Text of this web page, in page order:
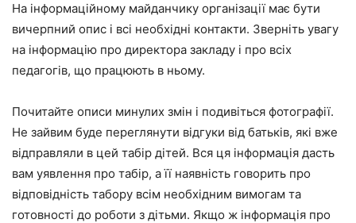
На інформаційному майданчику організації має бути
вичерпний опис і всі необхідні контакти. Зверніть увагу
на інформацію про директора закладу і про всіх
педагогів, що працюють в ньому.
Почитайте описи минулих змін і подивіться фотографії.
Не зайвим буде переглянути відгуки від батьків, які вже
відправляли в цей табір дітей. Вся ця інформація дасть
вам уявлення про табір, а її наявність говорить про
відповідність табору всім необхідним вимогам та
готовності до роботи з дітьми. Якщо ж інформація про